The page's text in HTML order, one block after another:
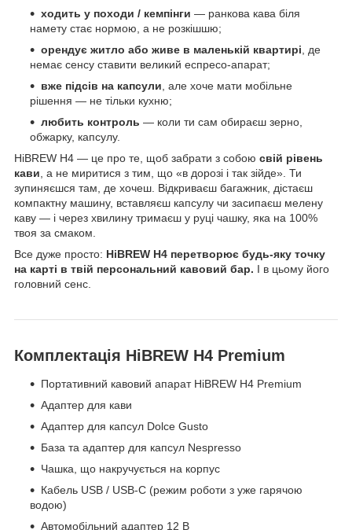
ходить у походи / кемпінги — ранкова кава біля
намету стає нормою, а не розкішшю;
орендує житло або живе в маленькій квартирі, де
немає сенсу ставити великий еспресо-апарат;
вже підсів на капсули, але хоче мати мобільне
рішення — не тільки кухню;
любить контроль — коли ти сам обираєш зерно,
обжарку, капсулу.
HiBREW H4 — це про те, щоб забрати з собою свій рівень
кави, а не миритися з тим, що «в дорозі і так зійде». Ти
зупиняєшся там, де хочеш. Відкриваєш багажник, дістаєш
компактну машину, вставляєш капсулу чи засипаєш мелену
каву — і через хвилину тримаєш у руці чашку, яка на 100%
твоя за смаком.
Все дуже просто: HiBREW H4 перетворює будь-яку точку
на карті в твій персональний кавовий бар. І в цьому його
головний сенс.
Комплектація HiBREW H4 Premium
Портативний кавовий апарат HiBREW H4 Premium
Адаптер для кави
Адаптер для капсул Dolce Gusto
База та адаптер для капсул Nespresso
Чашка, що накручується на корпус
Кабель USB / USB-C (режим роботи з уже гарячою
водою)
Автомобільний адаптер 12 В